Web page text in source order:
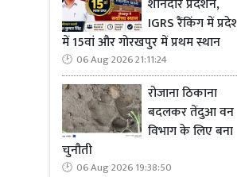
शानदार प्रदर्शन,
IGRS रैंकिंग में
में 15वां और गोरखपुर में प्रथम स्थान
06 Aug 2026 21:11:24
रोजाना ठिकाना
बदलकर तेंदुआ वन
विभाग के लिए बना
चुनौती
06 Aug 2026 19:38:50